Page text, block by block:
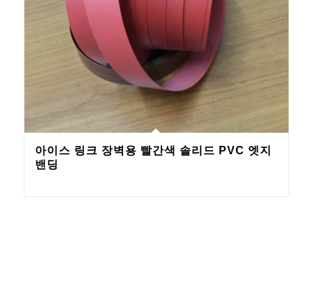
아이스 링크 장벽용 빨간색 솔리드 PVC 엣지
밴딩